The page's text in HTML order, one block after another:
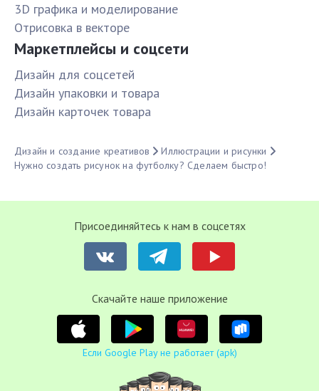
3D графика и моделирование
Отрисовка в векторе
Маркетплейсы и соцсети
Дизайн для соцсетей
Дизайн упаковки и товара
Дизайн карточек товара
Дизайн и создание креативов
Иллюстрации и рисунки
Нужно создать рисунок на футболку? Сделаем быстро!
Присоединяйтесь к нам в соцсетях
Cкачайте наше приложение
Если Google Play не работает (apk)